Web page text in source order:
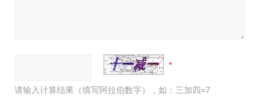
请输入计算结果（填写阿拉伯数字），如：三加四=7